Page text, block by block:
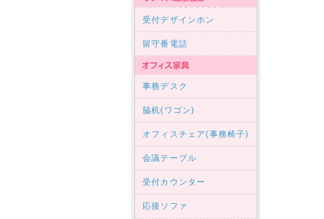
受付デザインホン
留守番電話
事務デスク
脇机(ワゴン)
オフィスチェア(事務椅子)
会議テーブル
受付カウンター
応接ソファ